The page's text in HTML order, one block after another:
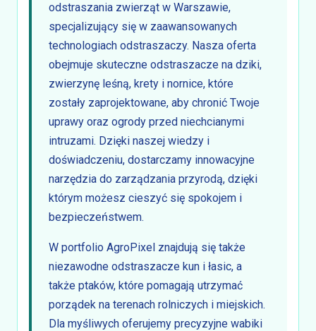
odstraszania zwierząt w Warszawie,
specjalizujący się w zaawansowanych
technologiach odstraszaczy. Nasza oferta
obejmuje skuteczne odstraszacze na dziki,
zwierzynę leśną, krety i nornice, które
zostały zaprojektowane, aby chronić Twoje
uprawy oraz ogrody przed niechcianymi
intruzami. Dzięki naszej wiedzy i
doświadczeniu, dostarczamy innowacyjne
narzędzia do zarządzania przyrodą, dzięki
którym możesz cieszyć się spokojem i
bezpieczeństwem.
W portfolio AgroPixel znajdują się także
niezawodne odstraszacze kun i łasic, a
także ptaków, które pomagają utrzymać
porządek na terenach rolniczych i miejskich.
Dla myśliwych oferujemy precyzyjne wabiki